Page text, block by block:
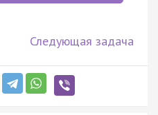
Следующая задача